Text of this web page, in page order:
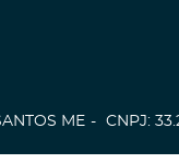
ME CNPJ: